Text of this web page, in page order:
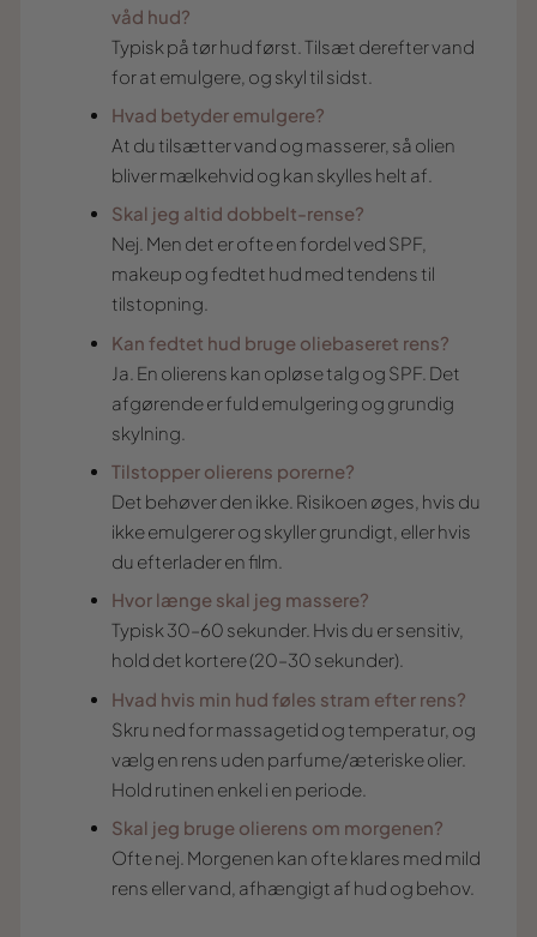
våd hud?
Typisk på tør hud først. Tilsæt derefter vand
for at emulgere, og skyl til sidst.
Hvad betyder emulgere?
At du tilsætter vand og masserer, så olien
bliver mælkehvid og kan skylles helt af.
Skal jeg altid dobbelt-rense?
Nej. Men det er ofte en fordel ved SPF,
makeup og fedtet hud med tendens til
tilstopning.
Kan fedtet hud bruge oliebaseret rens?
Ja. En olierens kan opløse talg og SPF. Det
afgørende er fuld emulgering og grundig
skylning.
Tilstopper olierens porerne?
Det behøver den ikke. Risikoen øges, hvis du
ikke emulgerer og skyller grundigt, eller hvis
du efterlader en film.
Hvor længe skal jeg massere?
Typisk 30–60 sekunder. Hvis du er sensitiv,
hold det kortere (20–30 sekunder).
Hvad hvis min hud føles stram efter rens?
Skru ned for massagetid og temperatur, og
vælg en rens uden parfume/æteriske olier.
Hold rutinen enkel i en periode.
Skal jeg bruge olierens om morgenen?
Ofte nej. Morgenen kan ofte klares med mild
rens eller vand, afhængigt af hud og behov.